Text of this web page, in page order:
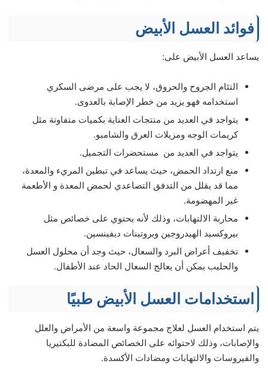
فوائد العسل الأبيض
يساعد العسل الأبيض على:
التئام الجروح والحروق، لا يجب على مرضى السكري
استخدامه فهو يزيد من خطر الإصابة بالعدوى.
يتواجد في العديد من منتجات العناية بكميات متفاوتة مثل
كريمات الوجه ومزيلات العرق والشامبو.
يتواجد في العديد من مستحضرات التجميل.
منع ارتداد الحمض، حيث يساعد في تبطين المريء والمعدة،
مما قد يقلل من التدفق التصاعدي لحمض المعدة و الأطعمة
غير المهضومة.
محاربة الالتهابات، وذلك لأنه يحتوي على خصائص مثل
بيروكسيد الهيدروجين وبروتينات ديفينسين.
تخفيف أعراض البرد والسعال، حيث وجد أن محلول العسل
والحليب يمكن أن يعالج السعال الحاد عند الأطفال.
استخدامات العسل الأبيض طبيًا
يتم استخدام العسل لعلاج مجموعة واسعة من الأمراض والعلل
والإصابات، وذلك لاحتوائه على الخصائص المضادة للبكتيريا
والفيروسات والالتهابات ومضادات الأكسدة.